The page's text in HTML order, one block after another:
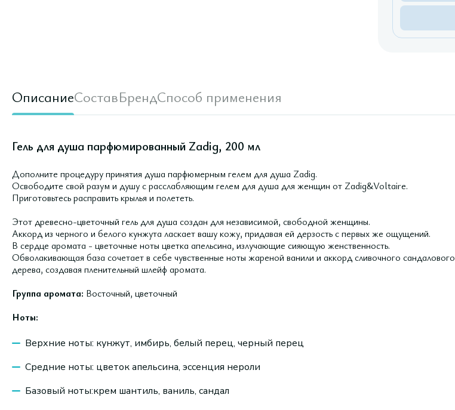
ОписаниеСоставБрендСпособ применения
Гель для душа парфюмированный Zadig, 200 мл
Дополните процедуру принятия душа парфюмерным гелем для душа Zadig.
Освободите свой разум и душу с расслабляющим гелем для душа для женщин от Zadig&Voltaire.
Приготовьтесь расправить крылья и полететь.
Этот древесно-цветочный гель для душа создан для независимой, свободной женщины.
Аккорд из черного и белого кунжута ласкает вашу кожу, придавая ей дерзость с первых же ощущений.
В сердце аромата - цветочные ноты цветка апельсина, излучающие сияющую женственность.
Обволакивающая база сочетает в себе чувственные ноты жареной ванили и аккорд сливочного сандалового
дерева, создавая пленительный шлейф аромата.
Группа аромата: Восточный, цветочный
Ноты:
Верхние ноты: кунжут, имбирь, белый перец, черный перец
Средние ноты: цветок апельсина, эссенция нероли
Базовый ноты:крем шантиль, ваниль, сандал